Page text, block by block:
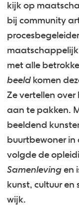
kijk op
bij community
met alle
beeld komen
Ze vertellen
aan te pakken.
beeldend
buurtbewoner in
volgde de
Samenlevingen
kunst, cultuur
wijk.